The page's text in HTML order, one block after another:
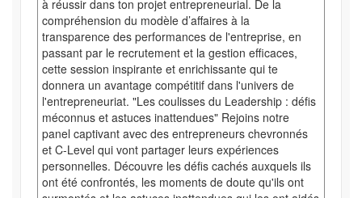
à réussir dans ton projet entrepreneurial. De la
compréhension du modèle d’affaires à la
transparence des performances de l'entreprise, en
passant par le recrutement et la gestion efficaces,
cette session inspirante et enrichissante qui te
donnera un avantage compétitif dans l'univers de
l'entrepreneuriat. "Les coulisses du Leadership : défis
méconnus et astuces inattendues" Rejoins notre
panel captivant avec des entrepreneurs chevronnés
et C-Level qui vont partager leurs expériences
personnelles. Découvre les défis cachés auxquels ils
ont été confrontés, les moments de doute qu'ils ont